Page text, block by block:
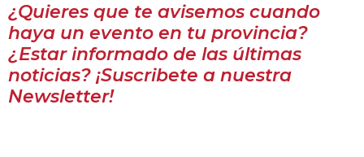
¿Quieres que te avisemos cuando
haya un evento en tu provincia?
¿Estar informado de las últimas
noticias? ¡Suscribete a nuestra
Newsletter!